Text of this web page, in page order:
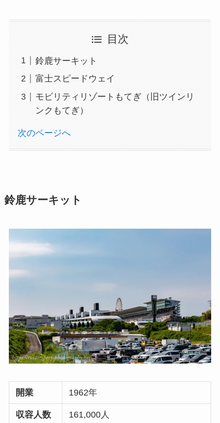
目次
鈴鹿サーキット
富士スピードウェイ
モビリティリゾートもてぎ（旧ツインリ
ンクもてぎ）
次のページへ
鈴鹿サーキット
開業 1962年
収容人数 161,000人